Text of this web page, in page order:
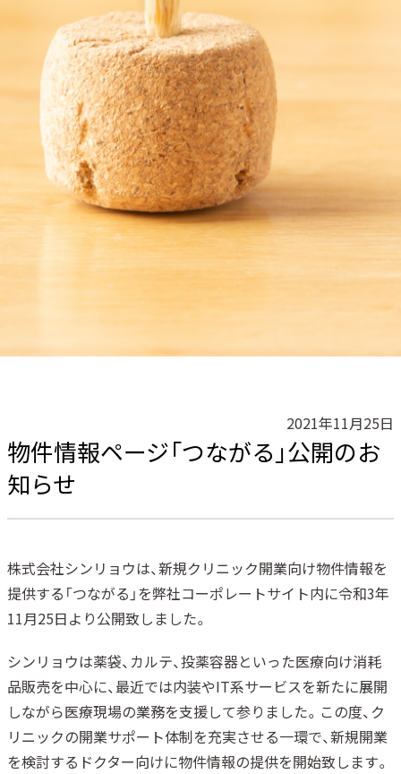
2021年11月25日
物件情報ページ「つながる」公開のお
知らせ
株式会社シンリョウは、新規クリニック開業向け物件情報を
提供する「つながる」を弊社コーポレートサイト内に令和3年
11月25日より公開致しました。
シンリョウは薬袋、カルテ、投薬容器といった医療向け消耗
品販売を中心に、最近では内装やIT系サービスを新たに展開
しながら医療現場の業務を支援して参りました。この度、ク
リニックの開業サポート体制を充実させる一環で、新規開業
を検討するドクター向けに物件情報の提供を開始致します。